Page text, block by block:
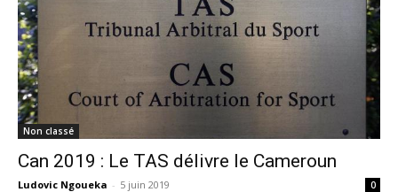
Non classé
Can 2019 : Le TAS délivre le Cameroun
Ludovic Ngoueka - 5 juin 2019 0